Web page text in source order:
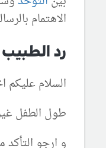
الاهتمام
رد الطبيب
السلام عليكم
طول الطفل
و ارجو